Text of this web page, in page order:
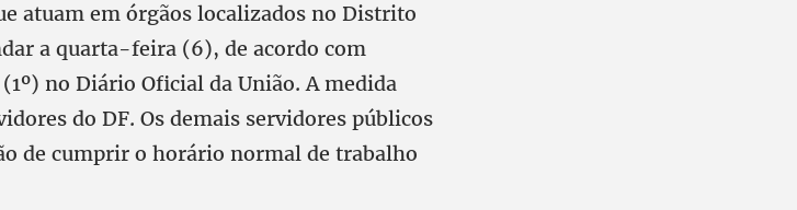
atuam em órgãos localizados no Distrito
a quarta-feira (6), de acordo com
no Diário Oficial da União. A medida
do DF. Os demais servidores públicos
de cumprir o horário normal de trabalho